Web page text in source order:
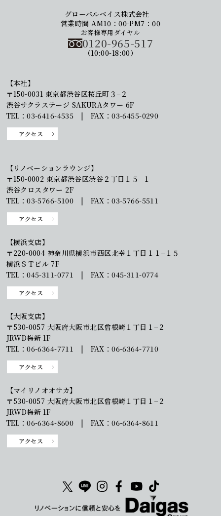
グローバルベイス株式会社
営業時間 AM10：00-PM7：00
お客様専用ダイヤル
0120-965-517
（10:00-18:00）
【本社】
〒150-0031 東京都渋谷区桜丘町３−２
渋谷サクラステージ SAKURAタワー 6F
TEL：03-6416-4535 | FAX：03-6455-0290
アクセス
【リノベーションラウンジ】
〒150-0002 東京都渋谷区渋谷２丁目１５−１
渋谷クロスタワー 2F
TEL：03-5766-5100 | FAX：03-5766-5511
アクセス
【横浜支店】
〒220-0004 神奈川県横浜市西区北幸１丁目１１−１５
横浜ＳＴビル 7F
TEL：045-311-0771 | FAX：045-311-0774
アクセス
【大阪支店】
〒530-0057 大阪府大阪市北区曾根崎１丁目１−２
JRWD梅新 1F
TEL：06-6364-7711 | FAX：06-6364-7710
アクセス
【マイリノオオサカ】
〒530-0057 大阪府大阪市北区曾根崎１丁目１−２
JRWD梅新 1F
TEL：06-6364-8600 | FAX：06-6364-8611
アクセス